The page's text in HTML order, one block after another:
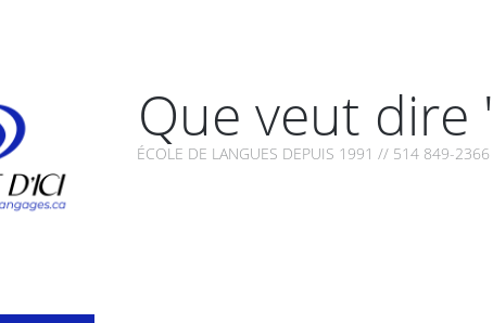
Que veut dire
ÉCOLE DE LANGUES DEPUIS 1991 // 514 849-2366